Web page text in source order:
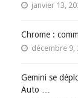
janvier 13,
Chrome :
décembre 9,
Gemini se
Auto …